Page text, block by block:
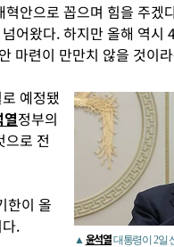
안으로 꼽으며 힘을 주겠
어왔다. 하지만 올해 역시
마련이 만만치 않을 것이
▲ 윤석열대통령이 2일
예정됐
열정부의
으로 전
한이 올
.